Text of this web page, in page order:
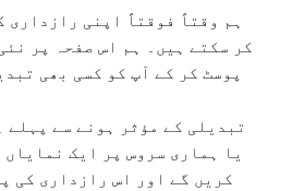
ہم وقتاً فوقتاً اپنی رازداری
کر سکتے ہیں۔ ہم اس صفحہ پر
پوسٹ کر کے آپ کو کسی بھی
تبدیلی کے مؤثر ہونے سے پہلے
یا ہماری سروس پر ایک
کریں گے اور اس رازداری کی